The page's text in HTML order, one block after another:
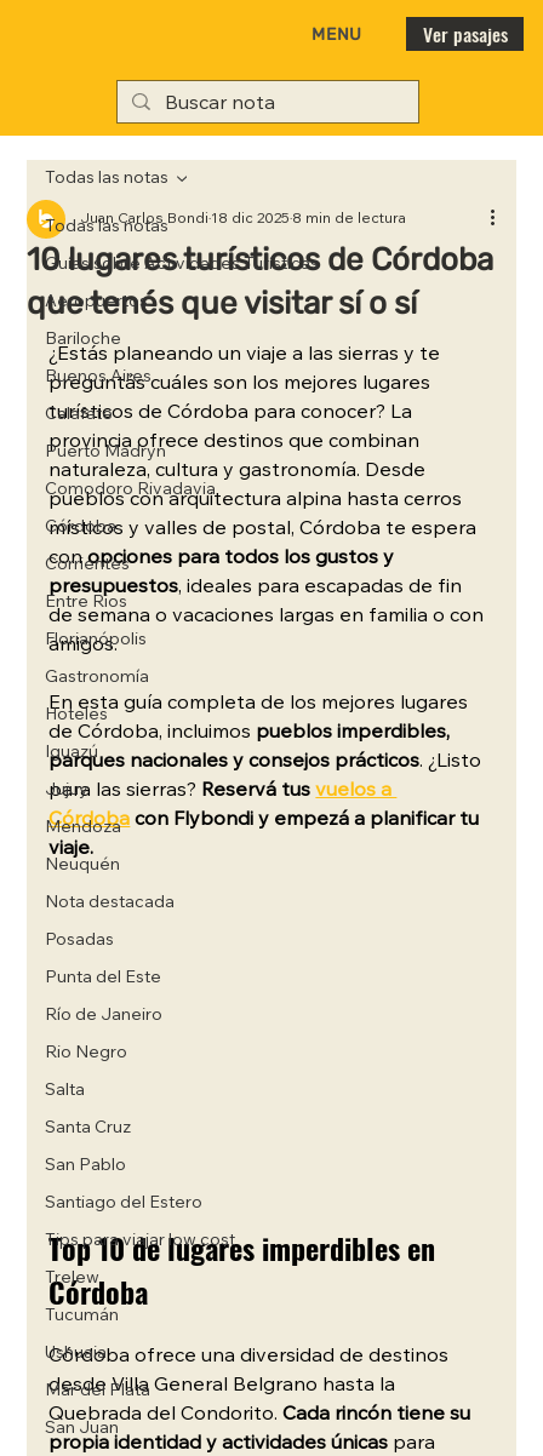
MENU Ver pasajes
Todas las notas
Guías sobre Actividades Turísticas
Aeropuertos
Bariloche
Buenos Aires
Calafate
Puerto Madryn
Comodoro Rivadavia
Córdoba
Corrientes
Entre Rios
Florianópolis
Gastronomía
Hoteles
Iguazú
Jujuy
Mendoza
Neuquén
Nota destacada
Posadas
Punta del Este
Río de Janeiro
Rio Negro
Salta
Santa Cruz
San Pablo
Santiago del Estero
Tips para viajar low cost
Trelew
Tucumán
Ushuaia
Mar del Plata
San Juan
Todas las notas
10 lugares turísticos de Córdoba
que tenés que visitar sí o sí
Juan Carlos Bondi 18 dic 2025 8 min de lectura
¿Estás planeando un viaje a las sierras y te
preguntás cuáles son los mejores lugares
turísticos de Córdoba para conocer? La
provincia ofrece destinos que combinan
naturaleza, cultura y gastronomía. Desde
pueblos con arquitectura alpina hasta cerros
místicos y valles de postal, Córdoba te espera
con opciones para todos los gustos y
presupuestos, ideales para escapadas de fin
de semana o vacaciones largas en familia o con
amigos.
En esta guía completa de los mejores lugares
de Córdoba, incluimos pueblos imperdibles,
parques nacionales y consejos prácticos. ¿Listo
para las sierras? Reservá tus vuelos a
Córdoba con Flybondi y empezá a planificar tu
viaje.
Top 10 de lugares imperdibles en
Córdoba
Córdoba ofrece una diversidad de destinos
desde Villa General Belgrano hasta la
Quebrada del Condorito. Cada rincón tiene su
propia identidad y actividades únicas para